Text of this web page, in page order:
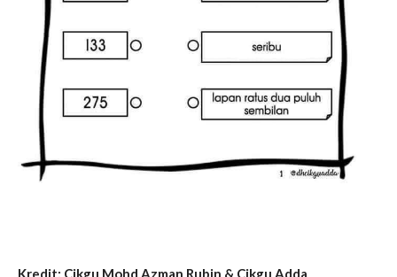
Kredit: Cikgu Mohd Azman Rubin & Cikgu Adda